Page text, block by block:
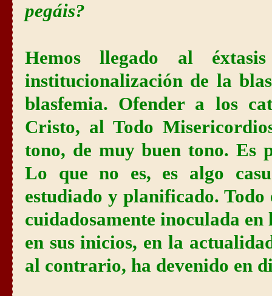
pegáis?
Hemos llegado al
institucionalización de la
blasfemia. Ofender a los
Cristo, al Todo
tono, de muy buen tono. Es
Lo que no es, es algo
estudiado y planificado.
cuidadosamente inoculada
en sus inicios, en la
al contrario, ha devenido en